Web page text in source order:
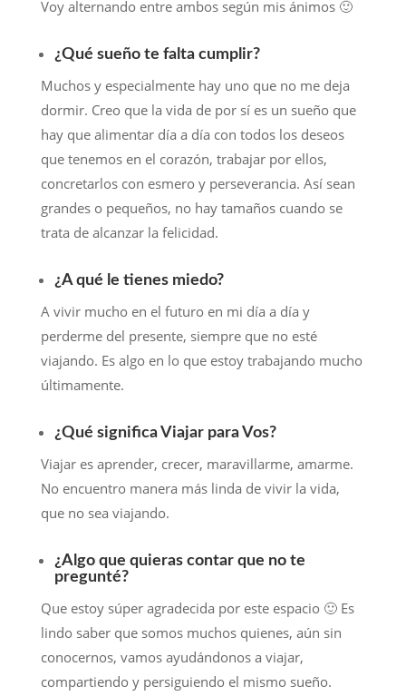
Voy alternando entre ambos según mis ánimos 🙂
¿Qué sueño te falta cumplir?
Muchos y especialmente hay uno que no me deja
dormir. Creo que la vida de por sí es un sueño que
hay que alimentar día a día con todos los deseos
que tenemos en el corazón, trabajar por ellos,
concretarlos con esmero y perseverancia. Así sean
grandes o pequeños, no hay tamaños cuando se
trata de alcanzar la felicidad.
¿A qué le tienes miedo?
A vivir mucho en el futuro en mi día a día y
perderme del presente, siempre que no esté
viajando. Es algo en lo que estoy trabajando mucho
últimamente.
¿Qué significa Viajar para Vos?
Viajar es aprender, crecer, maravillarme, amarme.
No encuentro manera más linda de vivir la vida,
que no sea viajando.
¿Algo que quieras contar que no te
pregunté?
Que estoy súper agradecida por este espacio 🙂 Es
lindo saber que somos muchos quienes, aún sin
conocernos, vamos ayudándonos a viajar,
compartiendo y persiguiendo el mismo sueño.